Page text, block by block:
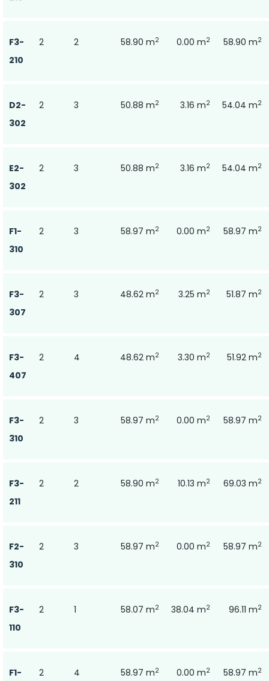
F3-
210
2 2 58.90 m2 0.00 m2 58.90 m2
D2-
302
2 3 50.88 m2 3.16 m2 54.04 m2
E2-
302
2 3 50.88 m2 3.16 m2 54.04 m2
F1-
310
2 3 58.97 m2 0.00 m2 58.97 m2
F3-
307
2 3 48.62 m2 3.25 m2 51.87 m2
F3-
407
2 4 48.62 m2 3.30 m2 51.92 m2
F3-
310
2 3 58.97 m2 0.00 m2 58.97 m2
F3-
211
2 2 58.90 m2 10.13 m2 69.03 m2
F2-
310
2 3 58.97 m2 0.00 m2 58.97 m2
F3-
110
2 1 58.07 m2 38.04 m2 96.11 m2
F1- 2 4 58.97 m2 0.00 m2 58.97 m2